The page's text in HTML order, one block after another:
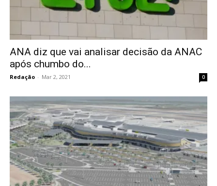
ANA diz que vai analisar decisão da ANAC
após chumbo do...
Redação - Mar 2, 2021 0